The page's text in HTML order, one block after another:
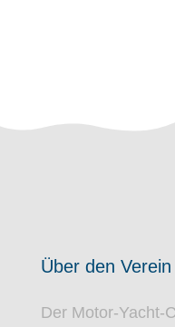
Über den Verein
Der Motor-Yacht-